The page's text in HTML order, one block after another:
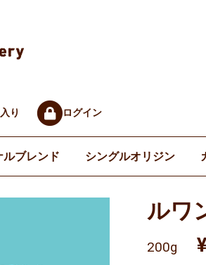
り ログイン
ルブレンド シングルオリジン
ルワ
200g